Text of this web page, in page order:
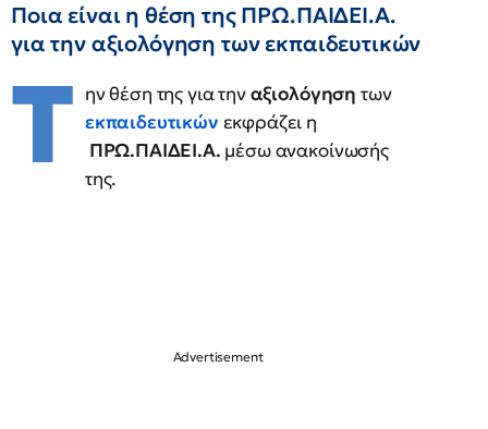
Ποια είναι η θέση της ΠΡΩ.ΠΑΙΔΕΙ.Α.
για την αξιολόγηση των εκπαιδευτικών
Τ ην θέση της για τηναξιολόγηση των
εκπαιδευτικών εκφράζει η
ΠΡΩ.ΠΑΙΔΕΙ.Α. μέσω ανακοίνωσής
της.